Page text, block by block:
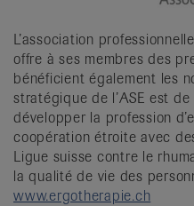
L’association
offre à ses membres des
bénéficient également les
stratégique de l’ASE est
développer la profession
coopération étroite avec
Ligue suisse contre le
la qualité de vie des
www.ergotherapie.ch